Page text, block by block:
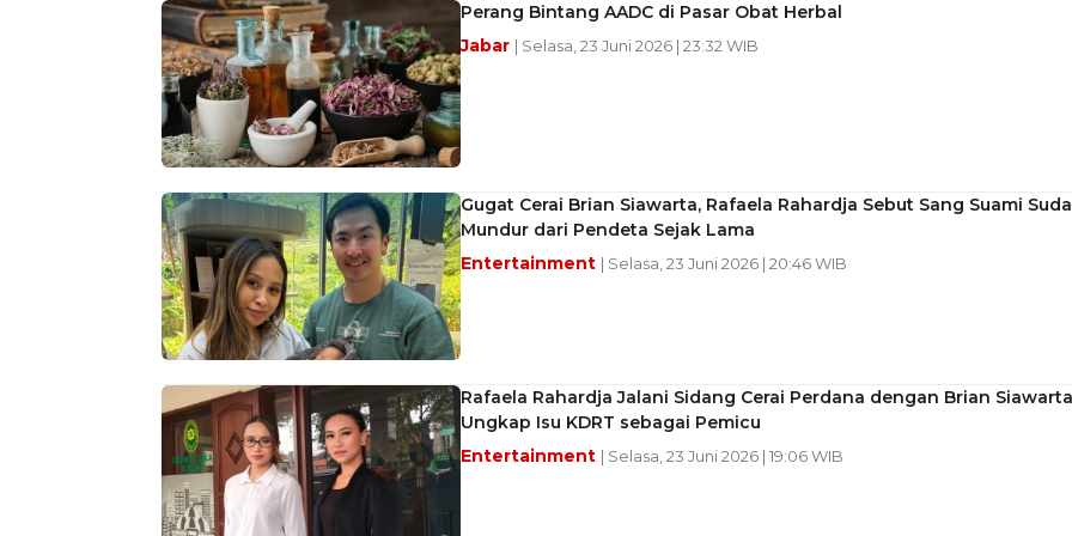
Perang Bintang AADC di Pasar Obat Herbal
Jabar | Selasa, 23 Juni 2026 | 23:32 WIB
Gugat Cerai Brian Siawarta, Rafaela Rahardja Sebut Sang Suami
Mundur dari Pendeta Sejak Lama
Entertainment | Selasa, 23 Juni 2026 | 20:46 WIB
Rafaela Rahardja Jalani Sidang Cerai Perdana dengan Brian
Ungkap Isu KDRT sebagai Pemicu
Entertainment | Selasa, 23 Juni 2026 | 19:06 WIB